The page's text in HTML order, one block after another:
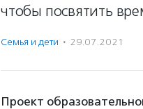
чтобы посвятить
Семья и дети · 29.07.2021
Проект